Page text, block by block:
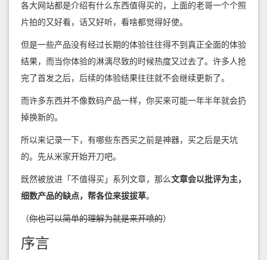
各大网站都是介绍有什么东西值得买的，上面的老哥一个个照
片拍的又好看，话又好听，看啥都觉得好使。
但是一些产品没有经过长期的体验往往得不到真正全面的体验
结果，而当你体验的淋漓尽致的时候热度又过去了。许多人抢
完了首发之后，后续的体验结果往往就不会继续更新了。
而许多东西并不像数码产品一样，你买来可能一年半年就会扔
掉换新的。
所以来记录一下，有哪些东西买之前是神器，买之后是天坑
的。先从米家开始开刀吧。
既然被放进「不值得买」系列文章，那么文章会以批评为主，
细数产品的缺点，帮各位来拔拔草。
（你也可以简单的理解为就是来开喷的）
序言